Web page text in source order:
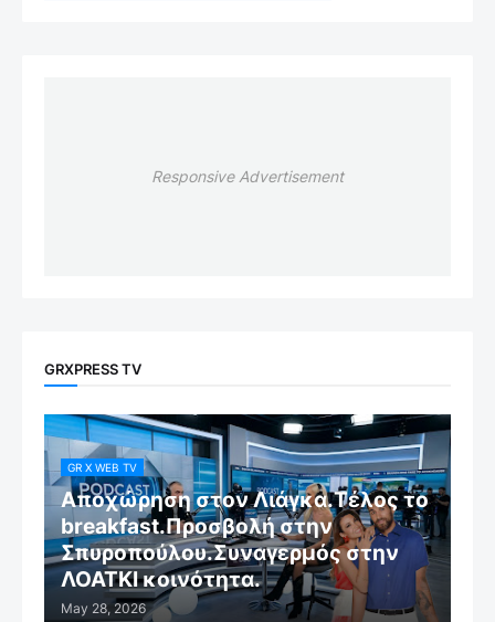
Responsive Advertisement
GRXPRESS TV
GR X WEB TV
Αποχώρηση στον Λιάγκα.Τέλος το
breakfast.Προσβολή στην
Σπυροπούλου.Συναγερμός στην
ΛΟΑΤΚΙ κοινότητα.
May 28, 2026